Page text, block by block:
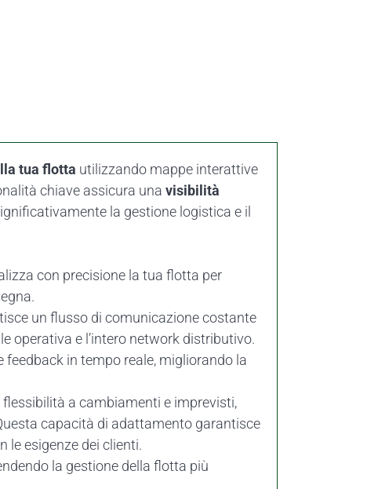
tua flotta utilizzando mappe interattive
chiave assicura una visibilità
la gestione logistica e il
con precisione la tua flotta per
un flusso di comunicazione costante
operativa e l’intero network distributivo.
in tempo reale, migliorando la
a cambiamenti e imprevisti,
capacità di adattamento garantisce
le esigenze dei clienti.
la gestione della flotta più